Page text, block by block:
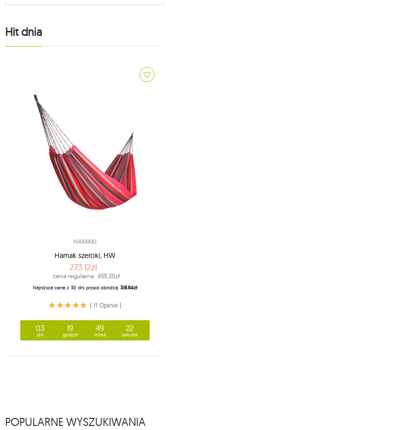
Hit dnia
HAMAKI
Hamak szeroki, HW
273.12zł
cena regularna: 455.20zł
Najniższa cena z 30 dni przed obniżką: 318.64zł
( 11 Opinie )
03
dni
19
godzin
49
minut
21
sekund
POPULARNE WYSZUKIWANIA